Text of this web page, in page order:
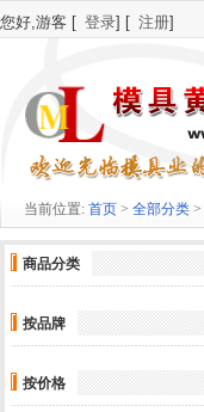
您好,游客 [ 登录] [ 注册]
当前位置: 首页 > 全部分类 >
商品分类
按品牌
按价格